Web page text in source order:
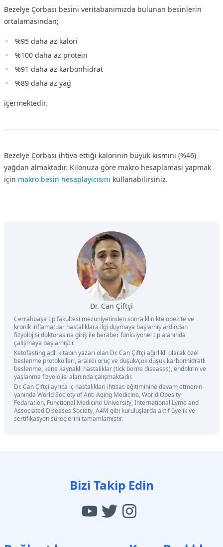
Bezelye Çorbası besini veritabanımızda bulunan besinlerin
ortalamasından;
%95 daha az kalori
%100 daha az protein
%91 daha az karbonhidrat
%89 daha az yağ
içermektedir.
Bezelye Çorbası ihtiva ettiği kalorinin büyük kısmını (%46)
yağdan almaktadır. Kilonuza göre makro hesaplaması yapmak
için makro besin hesaplayıcısını kullanabilirsiniz.
Dr. Can Çiftçi
Cerrahpaşa tıp fakültesi mezuniyetinden sonra klinikte obezite ve
kronik inflamatuar hastalıklara ilgi duymaya başlamış ardından
fizyolojisi doktorasına giriş ile beraber fonksiyonel tıp alanında
çalışmaya başlamıştır.
Ketofasting adlı kitabın yazarı olan Dr. Can Çiftçi ağırlıklı olarak özel
beslenme protokolleri, aralıklı oruç ve düşük/çok düşük karbonhidratlı
beslenme, kene kaynaklı hastalıklar (tick borne diseases), endokrin ve
yaşlanma fizyolojisi alanında çalışmaktadır.
Dr. Can Çiftçi ayrıca iç hastalıkları ihtisas eğitiminine devam etmenin
yanında World Society of Anti Aging Medicine, World Obesity
Fedaration, Functional Medicine University, International Lyme and
Associated Diseases Society, A4M gibi kuruluşlarda aktif üyelik ve
sertifikasyon süreçlerini tamamlamıştır.
Bizi Takip Edin